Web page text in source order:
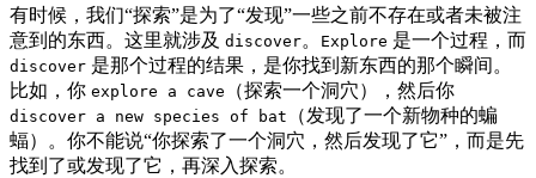
有时候，我们“探索”是为了“发现”一些之前不存在或者未被注
意到的东西。这里就涉及 discover。 Explore 是一个过程，而
discover 是那个过程的结果，是你找到新东西的那个瞬间。
比如，你 explore a cave （探索一个洞穴），然后你
discover a new species of bat
（发现了一个新物种的蝙
蝠）。你不能说“你探索了一个洞穴，然后发现了它”，而是先
找到了或发现了它，再深入探索。